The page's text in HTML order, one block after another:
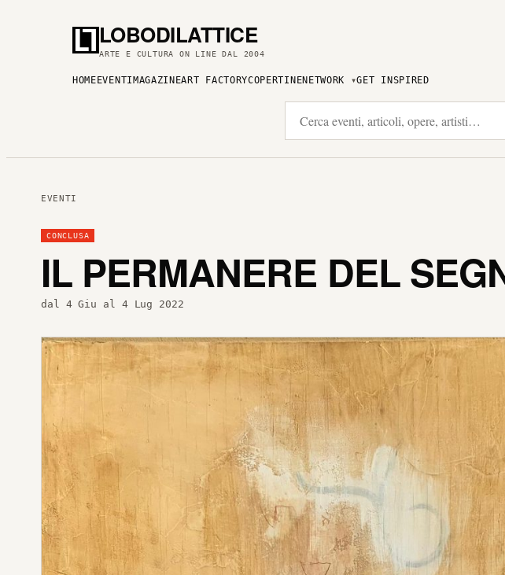
LOBODILATTICE
ARTE E CULTURA ON LINE DAL 2004
HOME EVENTI MAGAZINEART FACTORYCOPERTINENETWORK GET INSPIRED
EVENTI
CONCLUSA
IL PERMANERE DEL
dal 4 Giu al 4 Lug 2022